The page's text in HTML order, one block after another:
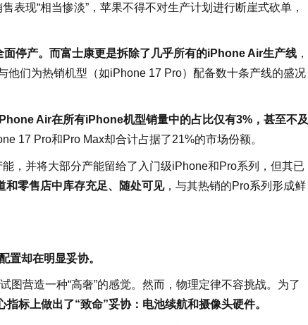
表现“相当惨淡”，苹果不得不对生产计划进行断崖式砍单，
面停产。而富士康更是拆除了几乎所有的iPhone Air生产线 ，
们为热销机型（如iPhone 17 Pro）配备数十条产线的盛况
Air在所有iPhone机型销量中的占比仅有3%，甚至不及
17 Pro和Pro Max却合计占据了21%的市场份额。
，并将大部分产能留给了入门级iPhone和Pro系列，但其已
和零售店中库存充足、随处可见，与其热销的Pro系列形成鲜
置却在明显妥协。
营造一种“高奢”的感觉。然而，物理定律不容挑战。为了
标上做出了“致命”妥协：电池续航和摄像头硬件。